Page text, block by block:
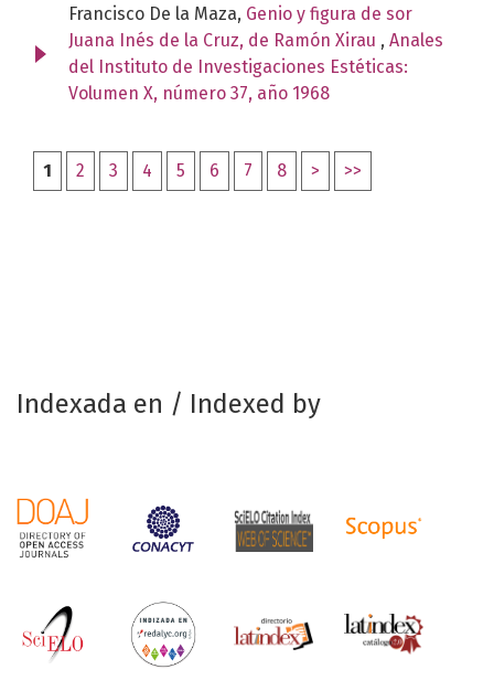
Francisco De la Maza, Genio y figura de sor
Juana Inés de la Cruz, de Ramón Xirau , Anales
del Instituto de Investigaciones Estéticas:
Volumen X, número 37, año 1968
1 2 3 4 5 6 7 8 > >>
Indexada en / Indexed by